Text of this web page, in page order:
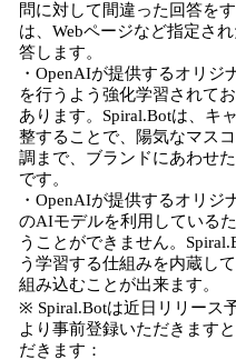
問に対して間違った回答を
は、Webページなど指定さ
答します。
・OpenAIが提供するオリジ
を行うよう強化学習されて
あります。Spiral.Botは、キ
整することで、陽気なマス
調まで、ブランドにあわせ
です。
・OpenAIが提供するオリジ
のAIモデルを利用している
うことができません。
う学習する仕組みを内蔵し
組み込むことが出来ます。
※ Spiral.Botは近日リリース
より事前登録いただきます
だきます：